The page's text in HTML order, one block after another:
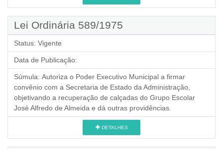
Lei Ordinária 589/1975
Status: Vigente
Data de Publicação:
Súmula: Autoriza o Poder Executivo Municipal a firmar
convênio com a Secretaria de Estado da Administração,
objetivando a recuperação de calçadas do Grupo Escolar
José Alfredo de Almeida e dá outras providências.
DETALHES